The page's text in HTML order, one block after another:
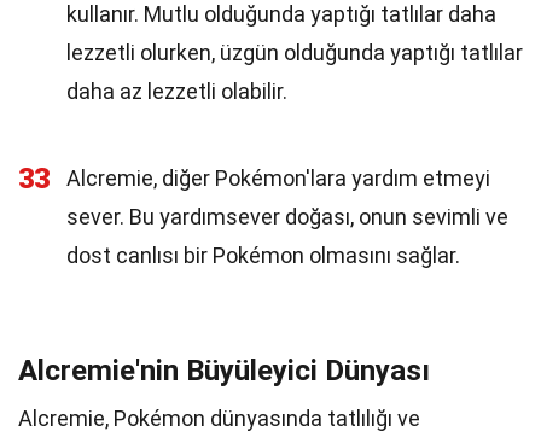
kullanır. Mutlu olduğunda yaptığı tatlılar daha
lezzetli olurken, üzgün olduğunda yaptığı tatlılar
daha az lezzetli olabilir.
33
Alcremie, diğer Pokémon'lara yardım etmeyi
sever. Bu yardımsever doğası, onun sevimli ve
dost canlısı bir Pokémon olmasını sağlar.
Alcremie'nin Büyüleyici Dünyası
Alcremie, Pokémon dünyasında tatlılığı ve